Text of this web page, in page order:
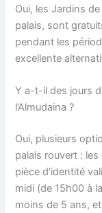
Oui, les Jardins
palais, sont
pendant les
excellente
Y a-t-il des jours
l’Almudaina ?
Oui, plusieurs
palais rouvert : les
pièce d’identité
midi (de 15h00 à
moins de 5 ans,